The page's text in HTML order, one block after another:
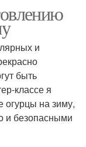
и
быть
классе я
огурцы на зиму,
и безопасными